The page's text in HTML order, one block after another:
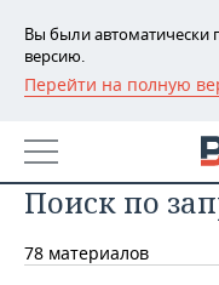
Вы были
версию.
Перейти на полную
РЕГИОНЫ
БАШКОРТОСТАН
ТАТАРСТАН
УДМУРТИЯ
НОВОСТИ
АНАЛИТИКА
НОВОСТИ
ЭКОНОМИКА
Поиск по
78 материалов